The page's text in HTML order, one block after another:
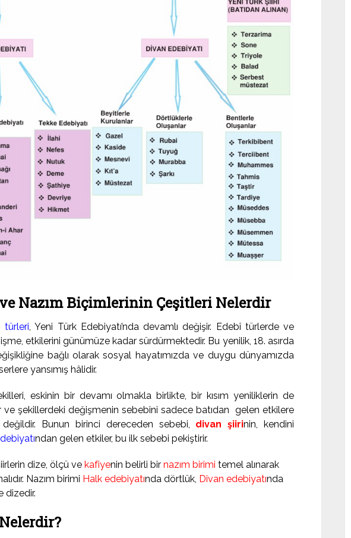
Nazım Biçimlerinin Çeşitleri Nelerdir
türleri, Yeni Türk Edebiyatı’nda devamlı değişir. Edebî türlerde ve
etkilerini günümüze kadar sürdürmektedir. Bu yenilik, 18. asırda
bağlı olarak sosyal hayatımızda ve duygu dünyamızda
yansımış hâlidir.
eskinin bir devamı olmakla birlikte, bir kısım yeniliklerin de
ve şekillerdeki değişmenin sebebini sadece batıdan gelen etkilere
değildir. Bunun birinci dereceden sebebi, divan şiirinin, kendini
ndan gelen etkiler, bu ilk sebebi pekiştirir.
dize, ölçü ve kafiyenin belirli bir nazım birimi temel alınarak
Nazım birimi Halk edebiyatında dörtlük, Divan edebiyatında
dizedir.